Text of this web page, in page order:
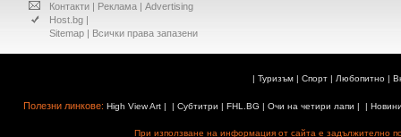
Контакти | Реклама | Advertising
Host.bg |
Sitemap | Всички права запазени
| Туризъм| Спорт| Любопитно|
Полезни линкове: High View Art| | Субтитри | FHL.BG | Очи на четири лапи | |
При използване на информация от сайта е задължително